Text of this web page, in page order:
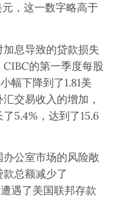
，这一数字略高于
息导致的贷款损失
的第一季度每股
幅下降到了1.81美
交易收入的增加，
5.4%，达到了15.6
公室市场的风险敞
总额减少了
遇了美国联邦存款